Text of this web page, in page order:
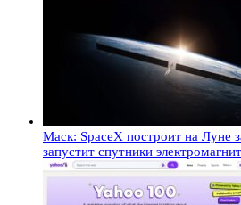
Маск: SpaceX построит на Луне
запустит спутники